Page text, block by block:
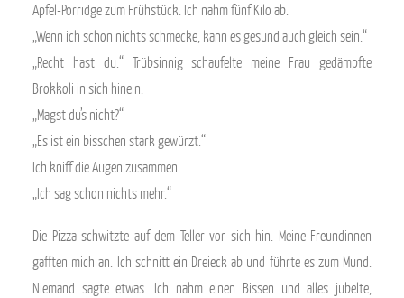
Apfel-Porridge zum Frühstück. Ich nahm fünf Kilo ab.
„Wenn ich schon nichts schmecke, kann es gesund auch gleich sein.“
„Recht hast du.“ Trübsinnig schaufelte meine Frau gedämpfte
Brokkoli in sich hinein.
„Magst du’s nicht?“
„Es ist ein bisschen stark gewürzt.“
Ich kniff die Augen zusammen.
„Ich sag schon nichts mehr.“
Die Pizza schwitzte auf dem Teller vor sich hin. Meine Freundinnen
gafften mich an. Ich schnitt ein Dreieck ab und führte es zum Mund.
Niemand sagte etwas. Ich nahm einen Bissen und alles jubelte,